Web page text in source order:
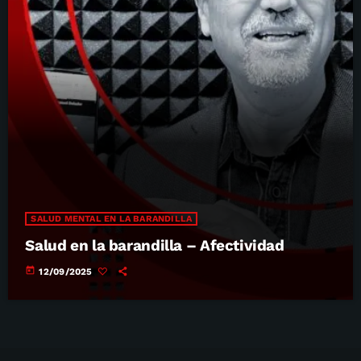
SALUD MENTAL EN LA BARANDILLA
Salud en la barandilla – Afectividad
today 12/09/2025